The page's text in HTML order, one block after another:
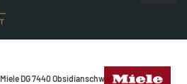
Miele DG 7440 Obsidianschwarz